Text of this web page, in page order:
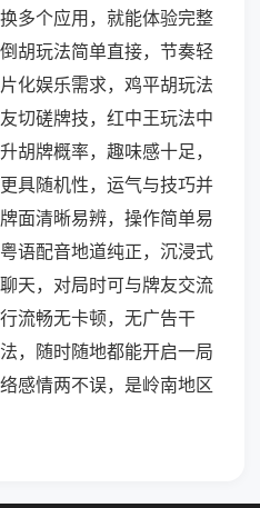
多个应用，就能体验完整
胡玩法简单直接，节奏轻
化娱乐需求，鸡平胡玩法
切磋牌技，红中王玩法中
胡牌概率，趣味感十足，
具随机性，运气与技巧并
面清晰易辨，操作简单易
语配音地道纯正，沉浸式
天，对局时可与牌友交流
流畅无卡顿，无广告干
，随时随地都能开启一局
感情两不误，是岭南地区